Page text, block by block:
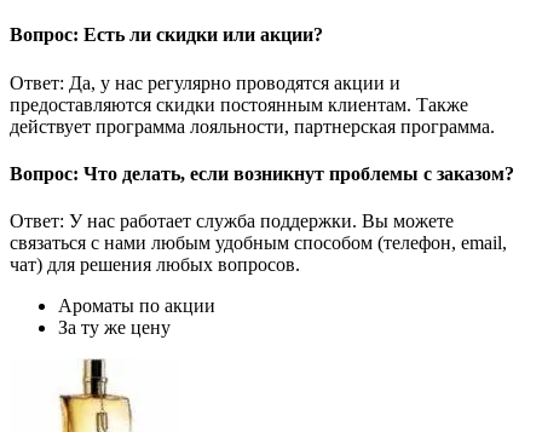
Вопрос: Есть ли скидки или акции?
Ответ: Да, у нас регулярно проводятся акции и
предоставляются скидки постоянным клиентам. Также
действует программа лояльности, партнерская программа.
Вопрос: Что делать, если возникнут проблемы с заказом?
Ответ: У нас работает служба поддержки. Вы можете
связаться с нами любым удобным способом (телефон, email,
чат) для решения любых вопросов.
Ароматы по акции
За ту же цену